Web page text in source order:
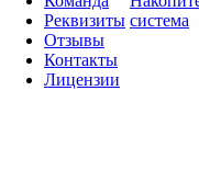
Реквизиты
Отзывы
Контакты
Лицензии
система